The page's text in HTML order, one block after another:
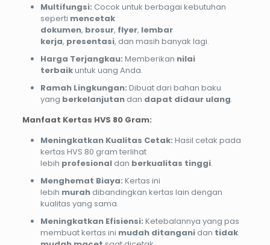
Multifungsi: Cocok untuk berbagai kebutuhan
seperti mencetak
dokumen, brosur, flyer, lembar
kerja, presentasi, dan masih banyak lagi.
Harga Terjangkau: Memberikan nilai
terbaikuntuk uang Anda.
Ramah Lingkungan: Dibuat dari bahan baku
yang berkelanjutandan dapat didaur ulang.
Manfaat Kertas HVS 80 Gram:
Meningkatkan Kualitas Cetak: Hasil cetak pada
kertas HVS 80 gram terlihat
lebih profesionaldan berkualitas tinggi.
Menghemat Biaya: Kertas ini
lebih murahdibandingkan kertas lain dengan
kualitas yang sama.
Meningkatkan Efisiensi: Ketebalannya yang pas
membuat kertas ini mudah ditanganidan tidak